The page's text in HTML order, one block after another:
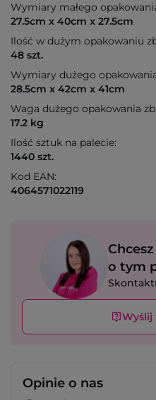
Wymiary małego
27.5cm x 40cm x 27.5cm
Ilość w dużym opakowaniu
48 szt.
Wymiary dużego
28.5cm x 42cm x 41cm
Waga dużego opakowania
17.2 kg
Ilość sztuk na palecie:
1440 szt.
Kod EAN:
4064571022119
o tym
Wyślij
Opinie o nas